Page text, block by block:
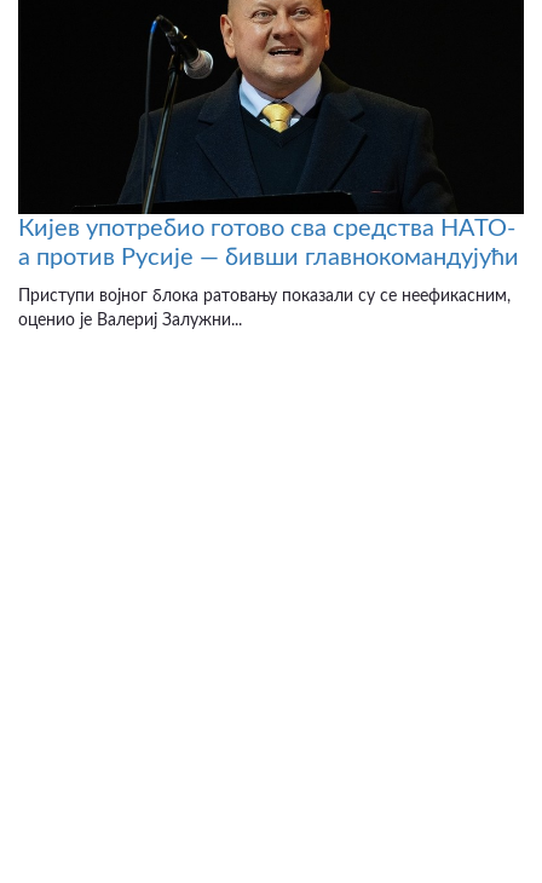
Кијев употребио готово сва средства НАТО-
а против Русије — бивши главнокомандујући
Приступи војног блока ратовању показали су се неефикасним,
оценио је Валериј Залужни...